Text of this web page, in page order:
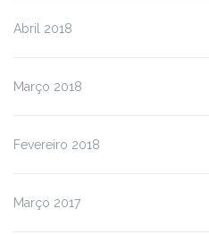
Abril 2018
Março 2018
Fevereiro 2018
Março 2017